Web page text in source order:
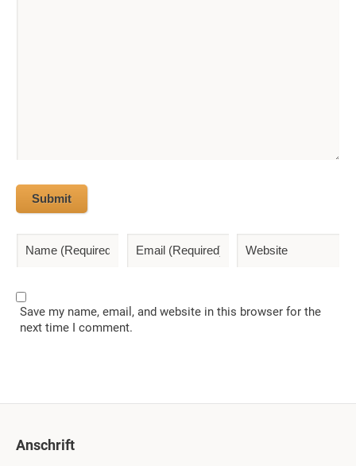
Submit
Save my name, email, and website in this browser for the
next time I comment.
Anschrift